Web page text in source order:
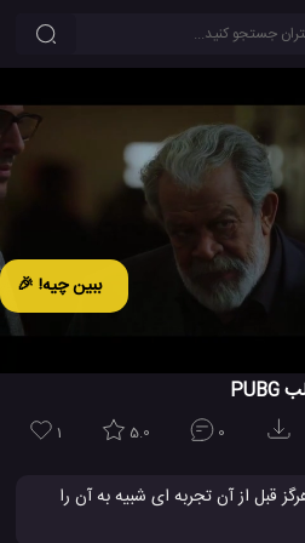
ببین چیه! 🎉
1 5.0 0
قبل از آن تجربه ای شبیه به آن را